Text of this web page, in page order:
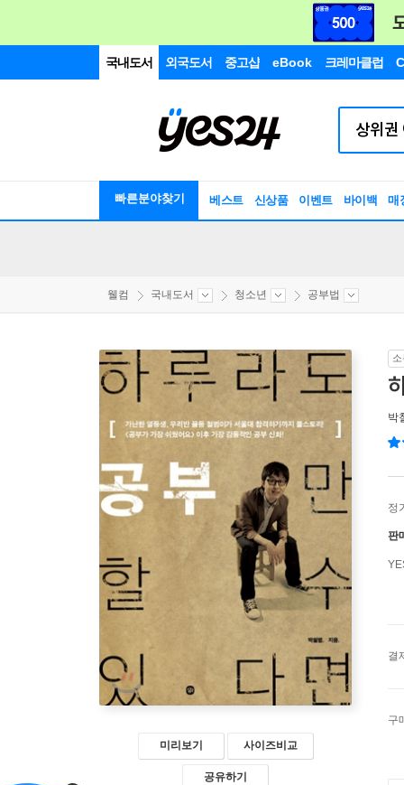
국내도서 외국도서 중고샵 eBook 크레마클럽
빠른분야찾기 베스트 신상품 이벤트 바이백 매
웰컴 국내도서 청소년 공부법
미리보기 사이즈비교
공유하기
박
정
판
결
구